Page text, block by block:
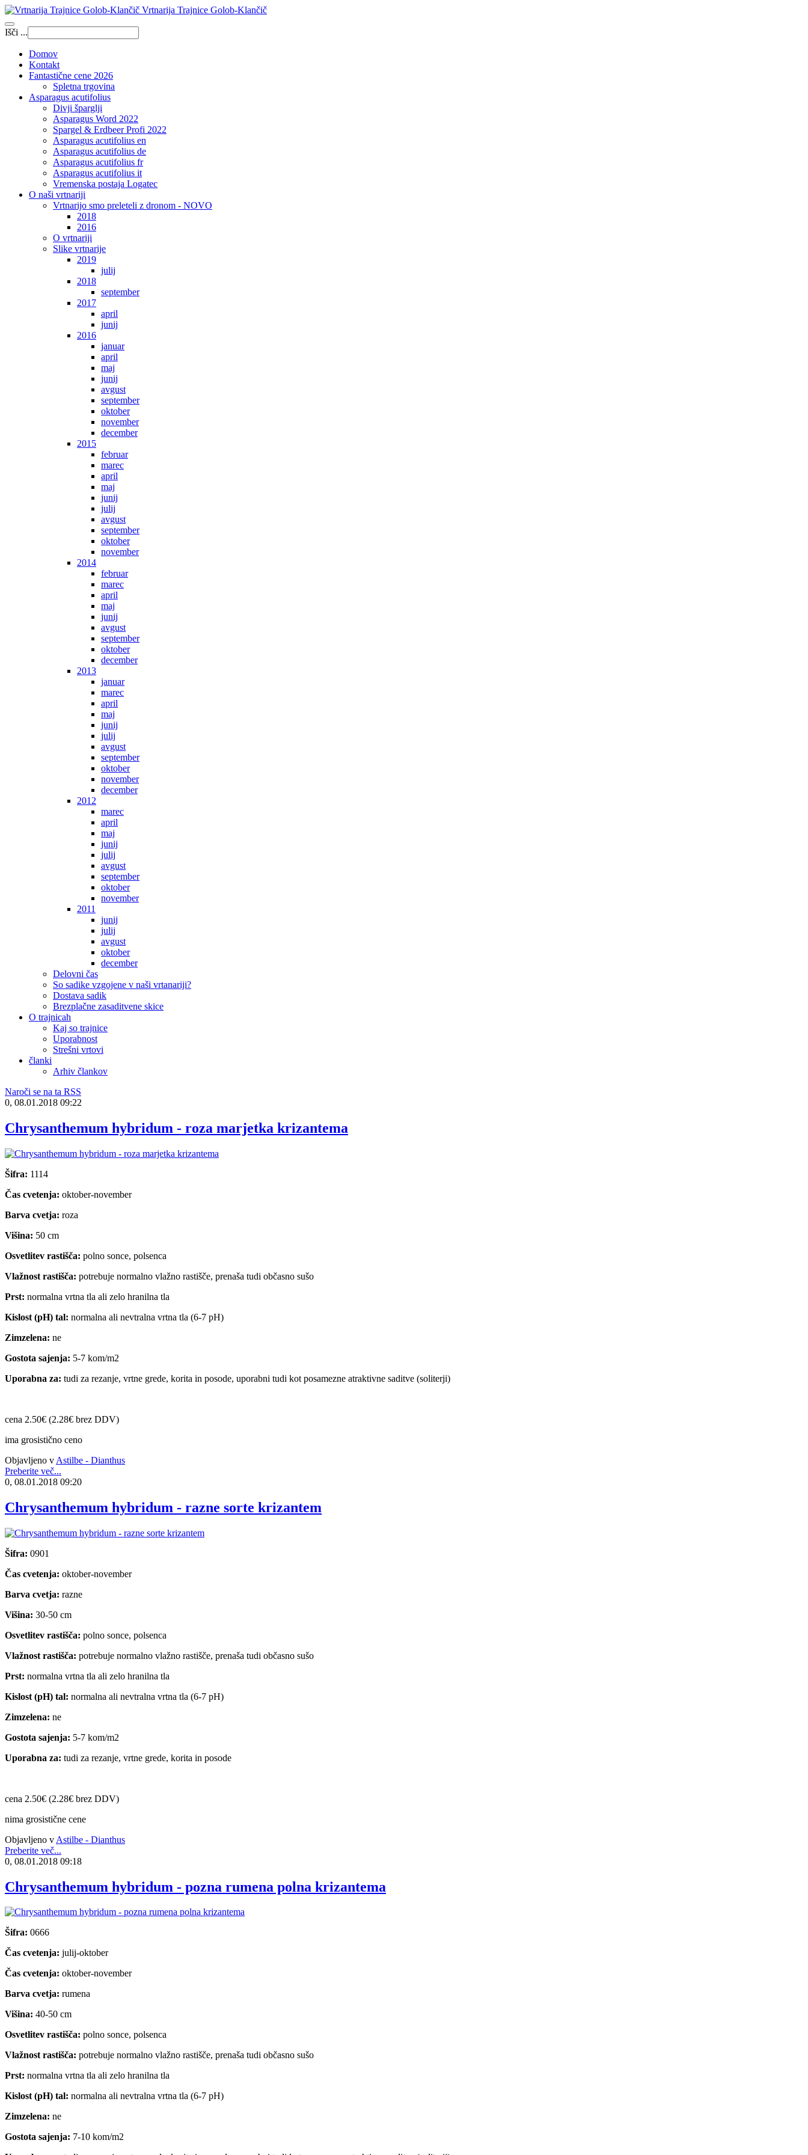
Vrtnarija Trajnice Golob-Klančič
Išči ...
Domov
Kontakt
Fantastične cene 2026
Spletna trgovina
Asparagus acutifolius
Divji šparglji
Asparagus Word 2022
Spargel & Erdbeer Profi 2022
Asparagus acutifolius en
Asparagus acutifolius de
Asparagus acutifolius fr
Asparagus acutifolius it
Vremenska postaja Logatec
O naši vrtnariji
Vrtnarijo smo preleteli z dronom - NOVO
2018
2016
O vrtnariji
Slike vrtnarije
2019
julij
2018
september
2017
april
junij
2016
januar
april
maj
junij
avgust
september
oktober
november
december
2015
februar
marec
april
maj
junij
julij
avgust
september
oktober
november
2014
februar
marec
april
maj
junij
avgust
september
oktober
december
2013
januar
marec
april
maj
junij
julij
avgust
september
oktober
november
december
2012
marec
april
maj
junij
julij
avgust
september
oktober
november
2011
junij
julij
avgust
oktober
december
Delovni čas
So sadike vzgojene v naši vrtanariji?
Dostava sadik
Brezplačne zasaditvene skice
O trajnicah
Kaj so trajnice
Uporabnost
Strešni vrtovi
članki
Arhiv člankov
Naroči se na ta RSS
0, 08.01.2018 09:22
Chrysanthemum hybridum - roza marjetka krizantema
Šifra: 1114
Čas cvetenja: oktober-november
Barva cvetja: roza
Višina: 50 cm
Osvetlitev rastišča: polno sonce, polsenca
Vlažnost rastišča: potrebuje normalno vlažno rastišče, prenaša tudi občasno sušo
Prst: normalna vrtna tla ali zelo hranilna tla
Kislost (pH) tal: normalna ali nevtralna vrtna tla (6-7 pH)
Zimzelena: ne
Gostota sajenja: 5-7 kom/m2
Uporabna za: tudi za rezanje, vrtne grede, korita in posode, uporabni tudi kot posamezne atraktivne saditve (soliterji)
cena 2.50€ (2.28€ brez DDV)
ima grosistično ceno
Objavljeno v Astilbe - Dianthus
Preberite več...
0, 08.01.2018 09:20
Chrysanthemum hybridum - razne sorte krizantem
Šifra: 0901
Čas cvetenja: oktober-november
Barva cvetja: razne
Višina: 30-50 cm
Osvetlitev rastišča: polno sonce, polsenca
Vlažnost rastišča: potrebuje normalno vlažno rastišče, prenaša tudi občasno sušo
Prst: normalna vrtna tla ali zelo hranilna tla
Kislost (pH) tal: normalna ali nevtralna vrtna tla (6-7 pH)
Zimzelena: ne
Gostota sajenja: 5-7 kom/m2
Uporabna za: tudi za rezanje, vrtne grede, korita in posode
cena 2.50€ (2.28€ brez DDV)
nima grosistične cene
Objavljeno v Astilbe - Dianthus
Preberite več...
0, 08.01.2018 09:18
Chrysanthemum hybridum - pozna rumena polna krizantema
Šifra: 0666
Čas cvetenja: julij-oktober
Čas cvetenja: oktober-november
Barva cvetja: rumena
Višina: 40-50 cm
Osvetlitev rastišča: polno sonce, polsenca
Vlažnost rastišča: potrebuje normalno vlažno rastišče, prenaša tudi občasno sušo
Prst: normalna vrtna tla ali zelo hranilna tla
Kislost (pH) tal: normalna ali nevtralna vrtna tla (6-7 pH)
Zimzelena: ne
Gostota sajenja: 7-10 kom/m2